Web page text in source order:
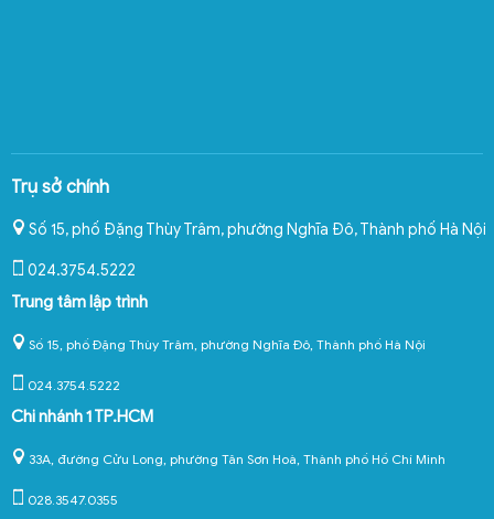
Trụ sở chính
Số 15, phố Đặng Thùy Trâm, phường Nghĩa Đô,Thành phố Hà Nội
024.3754.5222
Trung tâm lập trình
Số 15, phố Đặng Thùy Trâm, phường Nghĩa Đô, Thành phố Hà Nội
024.3754.5222
Chi nhánh 1 TP.HCM
33A, đường Cửu Long, phường Tân Sơn Hoà, Thành phố Hồ Chí Minh
028.3547.0355